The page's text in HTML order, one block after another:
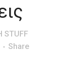
STUFF
Share